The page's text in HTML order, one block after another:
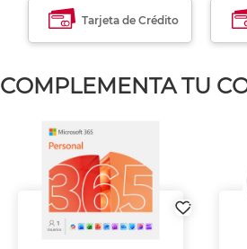
Tarjeta de Crédito
COMPLEMENTA TU